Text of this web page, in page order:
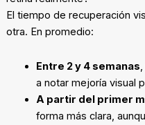
El tiempo de recuperación
otra. En promedio:
Entre 2 y 4 semanas
a notar mejoría visual
A partir del primer
forma más clara,